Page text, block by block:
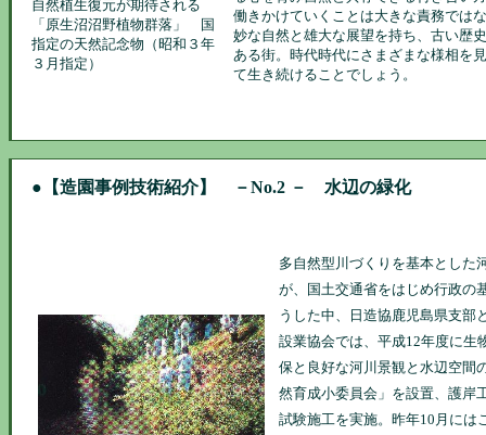
働きかけていくことは大きな責務では
妙な自然と雄大な展望を持ち、古い歴
ある街。時代時代にさまざまな様相を
て生き続けることでしょう。
自然植生復元が期待される
「原生沼沼野植物群落」 国
指定の天然記念物（昭和３年
３月指定）
● 【造園事例技術紹介】 －No.2 － 水辺の緑化
多自然型川づくりを基本とした
が、国土交通省をはじめ行政の
うした中、日造協鹿児島県支部
設業協会では、平成12年度に生
保と良好な河川景観と水辺空間
然育成小委員会」を設置、護岸
試験施工を実施。昨年10月には